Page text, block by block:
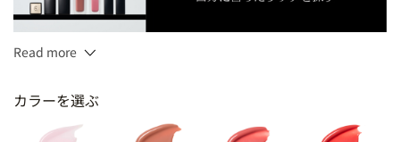
3.7g
Read more
カラーを選ぶ